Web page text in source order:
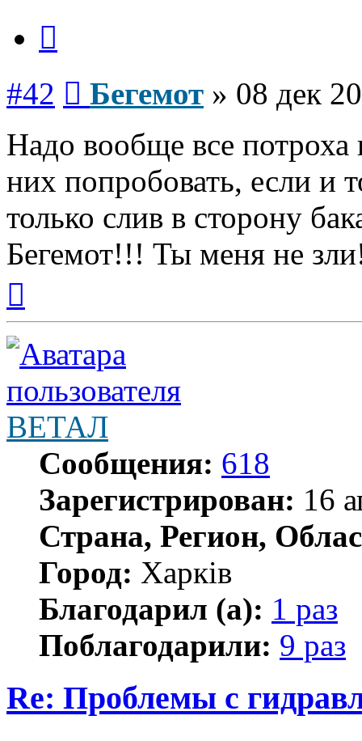
#42 Бегемот » 08 дек
Надо вообще все потроха
них попробовать, если и
только слив в сторону
Бегемот!!! Ты меня не
началу
ВЕТАЛ
Сообщения: 618
Зарегистрирован: 16
Страна, Регион,
Город: Харків
Благодарил (а): 1 раз
Поблагодарили: 9 раз
Re: Проблемы с